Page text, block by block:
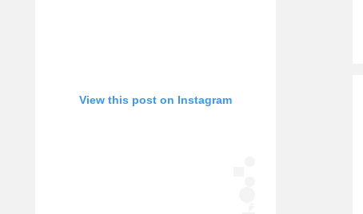
View this post on Instagram